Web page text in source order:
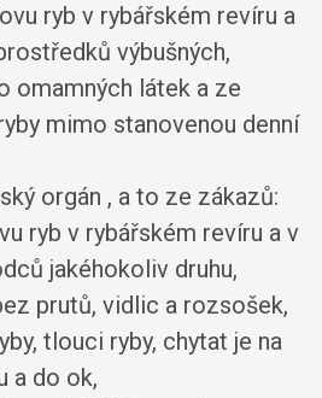
ryb v rybářském revíru a
výbušných,
omamných látek a ze
mimo stanovenou denní
orgán , a to ze zákazů:
ryb v rybářském revíru a v
jakéhokoliv druhu,
prutů, vidlic a rozsošek,
tlouci ryby, chytat je na
a do ok,